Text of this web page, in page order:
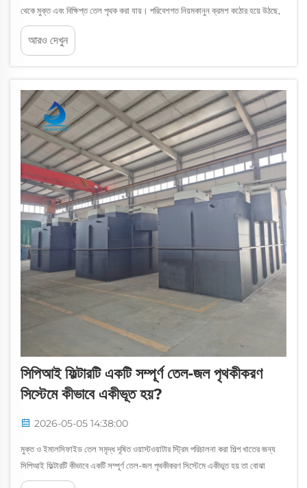
থেকে মুক্ত এবং বিক্ষিপ্ত তেল পৃথক করা যায়। পরিবেশগত নিয়মকানুন ক্রমশ কঠোর হয়ে উঠছে,
অনেক সুবিধা অপারেটর একটি গুরুত্বপূর্ণ প্রশ্ন করেন: সিপিআই প্রযুক্তি কি...
আরও দেখুন
সিপিআই ফিল্টারটি একটি সম্পূর্ণ তেল-জল পৃথকীকরণ
সিস্টেমে কীভাবে একীভূত হয়?
2026-05-05 14:38:00
মুক্ত ও ইমালসিফাইড তেল সমৃদ্ধ দূষিত ওয়াস্টওয়াটার স্ট্রিম পরিচালনা করা শিল্প খাতের জন্য
সিপিআই ফিল্টারটি কীভাবে একটি সম্পূর্ণ তেল-জল পৃথকীকরণ সিস্টেমে একীভূত হয় তা বোঝা
অত্যাবশ্যক। সিপিআই ফিল্টার বলতে করুগেটেড প্লেট ইন্টারসেপ্টর (Corrugated Plate